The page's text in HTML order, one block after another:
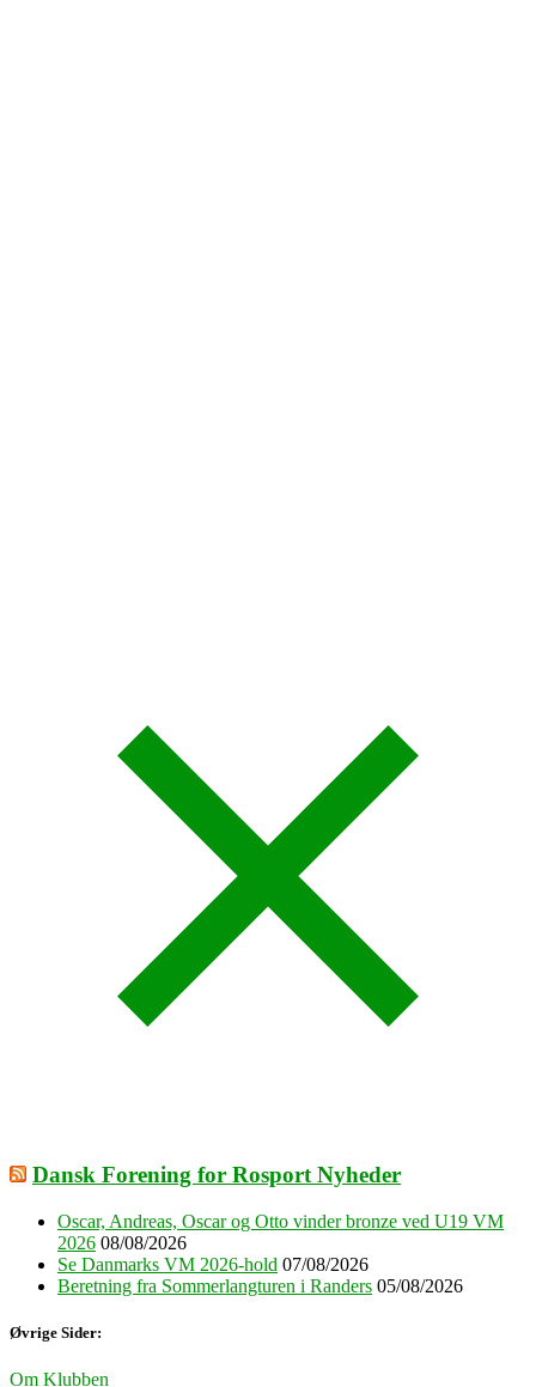
Dansk Forening for Rosport Nyheder
Oscar, Andreas, Oscar og Otto vinder bronze ved U19 VM
2026 08/08/2026
Se Danmarks VM 2026-hold 07/08/2026
Beretning fra Sommerlangturen i Randers 05/08/2026
Øvrige Sider:
Om Klubben